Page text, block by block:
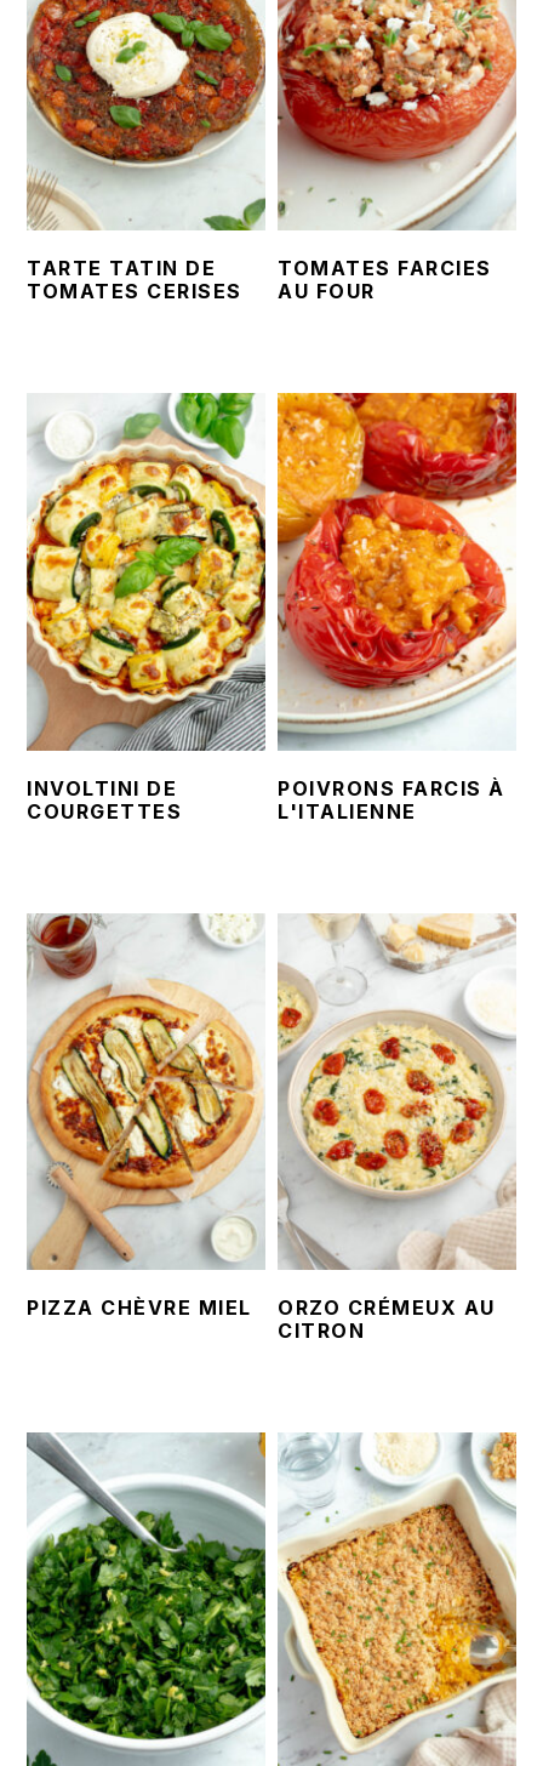
TARTE TATIN DE
TOMATES CERISES
TOMATES FARCIES
AU FOUR
INVOLTINI DE
COURGETTES
POIVRONS FARCIS À
L'ITALIENNE
PIZZA CHÈVRE MIEL
ORZO CRÉMEUX AU
CITRON